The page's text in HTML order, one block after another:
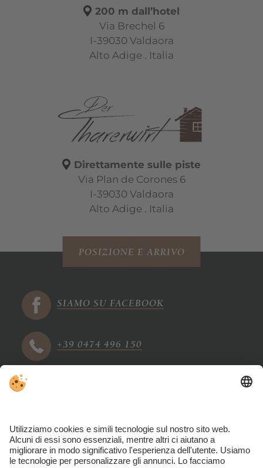
200 m dall’hotel
Via Brechel 6
I-39030 Valdaora
Alto Adige . Italia
Direttamente sulle piste
Via Plan de Corones 6
I-39030 Valdaora
Alto Adige . Italia
POSIZIONE E ARRIVO
SIAMO SU FACEBOOK
+39 0474 496 150